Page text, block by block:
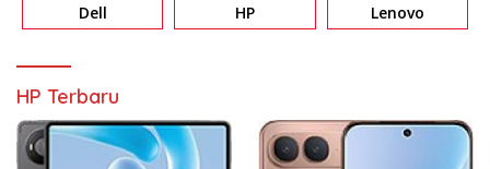
Dell HP Lenovo
HP Terbaru